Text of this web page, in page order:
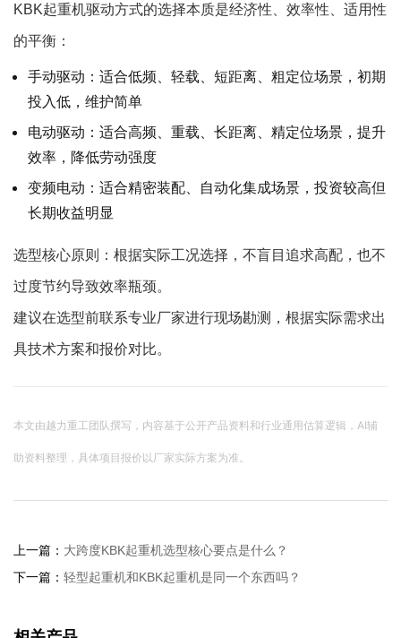
KBK起重机驱动方式的选择本质是经济性、效率性、适用性
的平衡：
手动驱动：适合低频、轻载、短距离、粗定位场景，初期
投入低，维护简单
电动驱动：适合高频、重载、长距离、精定位场景，提升
效率，降低劳动强度
变频电动：适合精密装配、自动化集成场景，投资较高但
长期收益明显
选型核心原则：根据实际工况选择，不盲目追求高配，也不
过度节约导致效率瓶颈。
建议在选型前联系专业厂家进行现场勘测，根据实际需求出
具技术方案和报价对比。
本文由越力重工团队撰写，内容基于公开产品资料和行业通用估算逻辑，AI辅
助资料整理，具体项目报价以厂家实际方案为准。
上一篇： 大跨度KBK起重机选型核心要点是什么？
下一篇： 轻型起重机和KBK起重机是同一个东西吗？